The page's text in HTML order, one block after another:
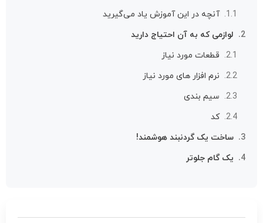
آنچه در این آموزش یاد می‌گیرید
لوازمی که به آن احتیاج دارید
قطعات مورد نیاز
نرم افزار های مورد نیاز
سیم بندی
کد
ساخت یک گردنبند هوشمند!
یک گام جلوتر